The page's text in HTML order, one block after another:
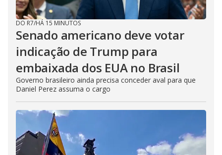
DO R7/HÁ 15 MINUTOS
Senado americano deve votar
indicação de Trump para
embaixada dos EUA no Brasil
Governo brasileiro ainda precisa conceder aval para que
Daniel Perez assuma o cargo